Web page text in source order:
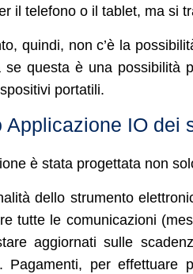
il telefono o il tablet, ma si
quindi, non c’è la
se questa è una possibilità
portatili.
Applicazione IO dei
è stata progettata non
dello strumento
tutte le comunicazioni
aggiornati sulle
Pagamenti, per effettuare